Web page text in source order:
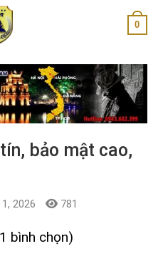
0
bảo mật cao,
2026 781
bình chọn)